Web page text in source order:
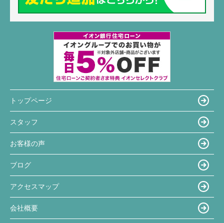
トップページ
スタッフ
お客様の声
ブログ
アクセスマップ
会社概要